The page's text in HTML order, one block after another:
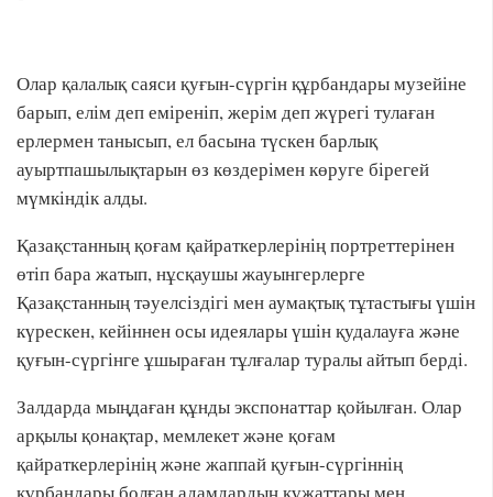
Олар қалалық саяси қуғын-сүргін құрбандары музейіне
барып, елім деп еміреніп, жерім деп жүрегі тулаған
ерлермен танысып, ел басына түскен барлық
ауыртпашылықтарын өз көздерімен көруге бірегей
мүмкіндік алды.
Қазақстанның қоғам қайраткерлерінің портреттерінен
өтіп бара жатып, нұсқаушы жауынгерлерге
Қазақстанның тәуелсіздігі мен аумақтық тұтастығы үшін
күрескен, кейіннен осы идеялары үшін қудалауға және
қуғын-сүргінге ұшыраған тұлғалар туралы айтып берді.
Залдарда мыңдаған құнды экспонаттар қойылған. Олар
арқылы қонақтар, мемлекет және қоғам
қайраткерлерінің және жаппай қуғын-сүргіннің